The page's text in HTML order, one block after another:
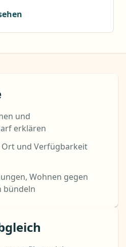
und
erklären
Ort und Verfügbarkeit
Wohnen gegen
bündeln